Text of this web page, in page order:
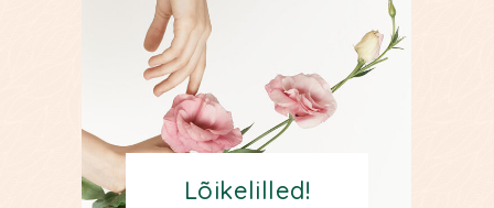
Lõikelilled!